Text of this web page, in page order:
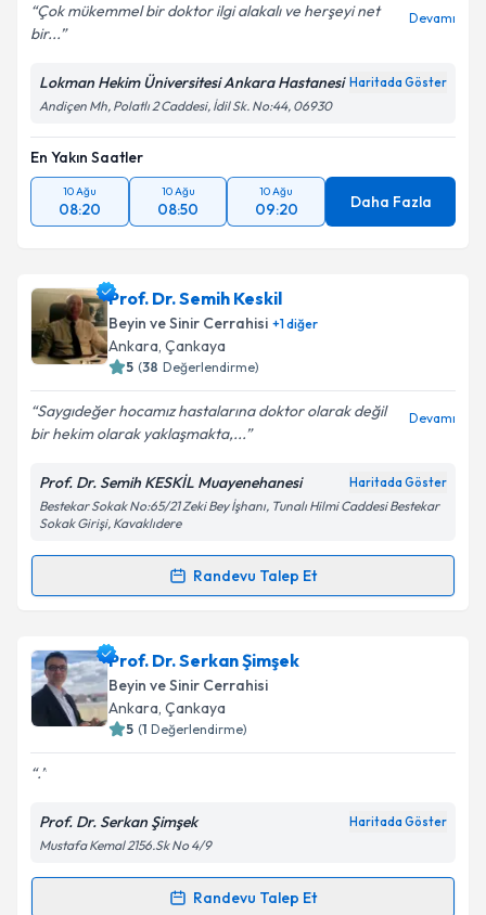
Çok mükemmel bir doktor ilgi alakalı ve herşeyi net
bir...
Devamı
Lokman Hekim Üniversitesi Ankara Hastanesi Haritada Göster
Andiçen Mh, Polatlı 2 Caddesi, İdil Sk. No:44, 06930
En Yakın Saatler
10 Ağu
08:20
10 Ağu
08:50
10 Ağu
09:20 Daha Fazla
Prof. Dr. Semih Keskil
Beyin ve Sinir Cerrahisi +1diğer
Ankara, Çankaya
5 (38 Değerlendirme)
Saygıdeğer hocamız hastalarına doktor olarak değil
bir hekim olarak yaklaşmakta,...
Devamı
Prof. Dr. Semih KESKİL Muayenehanesi Haritada Göster
Bestekar Sokak No:65/21 Zeki Bey İşhanı, Tunalı Hilmi Caddesi Bestekar
Sokak Girişi, Kavaklıdere
Randevu Talep Et
Randevu Takvimi Talebi
Prof. Dr. Semih Keskiliçin randevu takvimi talebi
oluşturun. Size bu uzmandan randevu almanız için bir
takvim hazırlandığında e-posta ile bilgilendireceğiz.
Kişisel verilerimin işlenmesine ilişkin
Metni'ni okudum ve kişisel verilerimin belirtilen
kapsamda işlenmesini kabul ediyorum.
Prof. Dr. Serkan Şimşek
Beyin ve Sinir Cerrahisi
Ankara, Çankaya
5 (1 Değerlendirme)
.
Prof. Dr. Serkan Şimşek Haritada Göster
Mustafa Kemal 2156.Sk No 4/9
Randevu Talep Et
Randevu Takvimi Talebi